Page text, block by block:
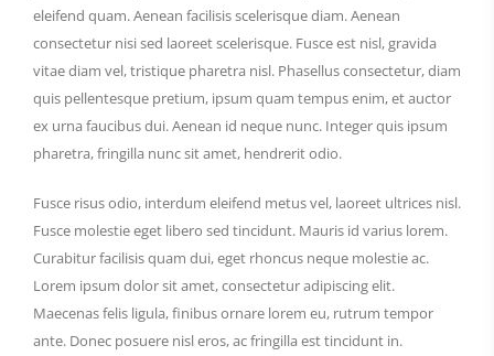
eleifend quam. Aenean facilisis scelerisque diam. Aenean
consectetur nisi sed laoreet scelerisque. Fusce est nisl, gravida
vitae diam vel, tristique pharetra nisl. Phasellus consectetur, diam
quis pellentesque pretium, ipsum quam tempus enim, et auctor
ex urna faucibus dui. Aenean id neque nunc. Integer quis ipsum
pharetra, fringilla nunc sit amet, hendrerit odio.
Fusce risus odio, interdum eleifend metus vel, laoreet ultrices nisl.
Fusce molestie eget libero sed tincidunt. Mauris id varius lorem.
Curabitur facilisis quam dui, eget rhoncus neque molestie ac.
Lorem ipsum dolor sit amet, consectetur adipiscing elit.
Maecenas felis ligula, finibus ornare lorem eu, rutrum tempor
ante. Donec posuere nisl eros, ac fringilla est tincidunt in.